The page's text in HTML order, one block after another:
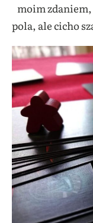
moim
pola, ale cicho